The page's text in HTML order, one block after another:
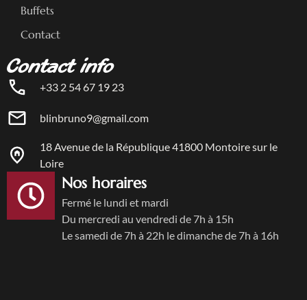
Buffets
Contact
Contact info
+33 2 54 67 19 23
blinbruno9@gmail.com
18 Avenue de la République 41800 Montoire sur le
Loire
Nos horaires
Fermé le lundi et mardi
Du mercredi au vendredi de 7h à 15h
Le samedi de 7h à 22h le dimanche de 7h à 16h